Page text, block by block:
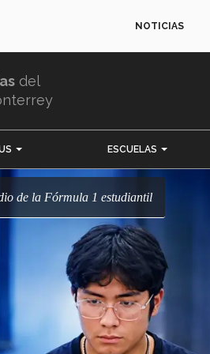
NOTICIAS
del
ESCUELAS
de la Fórmula 1 estudiantil